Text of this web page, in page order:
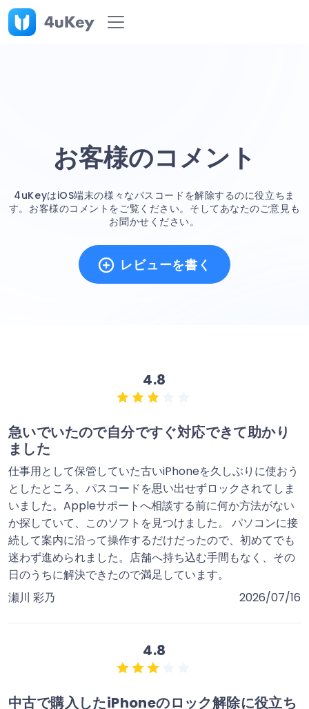
お客様のコメント
4uKeyはiOS端末の様々なパスコードを解除するのに役立ちま
す。お客様のコメントをご覧ください。そしてあなたのご意見も
お聞かせください。
レビューを書く
4.8
急いでいたので自分ですぐ対応できて助かり
ました
仕事用として保管していた古いiPhoneを久しぶりに使おう
としたところ、パスコードを思い出せずロックされてしま
いました。Appleサポートへ相談する前に何か方法がない
か探していて、このソフトを見つけました。 パソコンに接
続して案内に沿って操作するだけだったので、初めてでも
迷わず進められました。店舗へ持ち込む手間もなく、その
日のうちに解決できたので満足しています。
瀬川 彩乃
2026/07/16
4.8
中古で購入したiPhoneのロック解除に役立ち